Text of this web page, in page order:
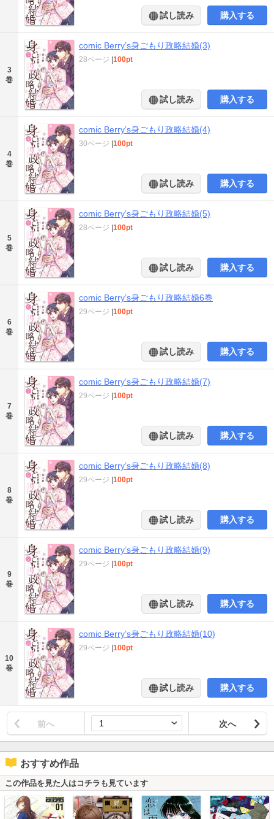
試し読み 購入する
3
巻
comic Berry’s身ごもり政略結婚(3)
28ページ |100pt
試し読み 購入する
4
巻
comic Berry’s身ごもり政略結婚(4)
30ページ |100pt
試し読み 購入する
5
巻
comic Berry’s身ごもり政略結婚(5)
28ページ |100pt
試し読み 購入する
6
巻
comic Berry’s身ごもり政略結婚6巻
29ページ |100pt
試し読み 購入する
7
巻
comic Berry’s身ごもり政略結婚(7)
29ページ |100pt
試し読み 購入する
8
巻
comic Berry’s身ごもり政略結婚(8)
29ページ |100pt
試し読み 購入する
9
巻
comic Berry’s身ごもり政略結婚(9)
29ページ |100pt
試し読み 購入する
10
巻
comic Berry’s身ごもり政略結婚(10)
29ページ |100pt
試し読み 購入する
前へ 次へ
おすすめ作品
この作品を見た人はコチラも見ています